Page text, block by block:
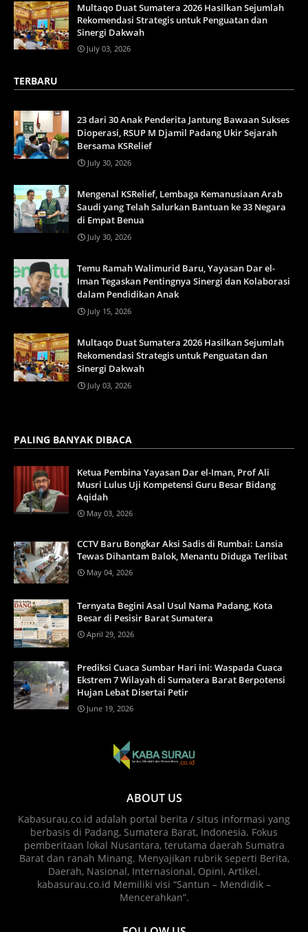
Multaqo Duat Sumatera 2026 Hasilkan Sejumlah
Rekomendasi Strategis untuk Penguatan dan
Sinergi Dakwah
July 03, 2026
TERBARU
23 dari 30 Anak Penderita Jantung Bawaan Sukses
Dioperasi, RSUP M Djamil Padang Ukir Sejarah
Bersama KSRelief
July 30, 2026
Mengenal KSRelief, Lembaga Kemanusiaan Arab
Saudi yang Telah Salurkan Bantuan ke 33 Negara
di Empat Benua
July 30, 2026
Temu Ramah Walimurid Baru, Yayasan Dar el-
Iman Tegaskan Pentingnya Sinergi dan Kolaborasi
dalam Pendidikan Anak
July 15, 2026
Multaqo Duat Sumatera 2026 Hasilkan Sejumlah
Rekomendasi Strategis untuk Penguatan dan
Sinergi Dakwah
July 03, 2026
PALING BANYAK DIBACA
Ketua Pembina Yayasan Dar el-Iman, Prof Ali
Musri Lulus Uji Kompetensi Guru Besar Bidang
Aqidah
May 03, 2026
CCTV Baru Bongkar Aksi Sadis di Rumbai: Lansia
Tewas Dihantam Balok, Menantu Diduga Terlibat
May 04, 2026
Ternyata Begini Asal Usul Nama Padang, Kota
Besar di Pesisir Barat Sumatera
April 29, 2026
Prediksi Cuaca Sumbar Hari ini: Waspada Cuaca
Ekstrem 7 Wilayah di Sumatera Barat Berpotensi
Hujan Lebat Disertai Petir
June 19, 2026
ABOUT US
Kabasurau.co.id adalah portal berita / situs informasi yang
berbasis di Padang, Sumatera Barat, Indonesia. Fokus
pemberitaan lokal Nusantara, terutama daerah Sumatra
Barat dan ranah Minang. Menyajikan rubrik seperti Berita,
Daerah, Nasional, Internasional, Opini, Artikel.
kabasurau.co.id Memiliki visi “Santun – Mendidik –
Mencerahkan”.